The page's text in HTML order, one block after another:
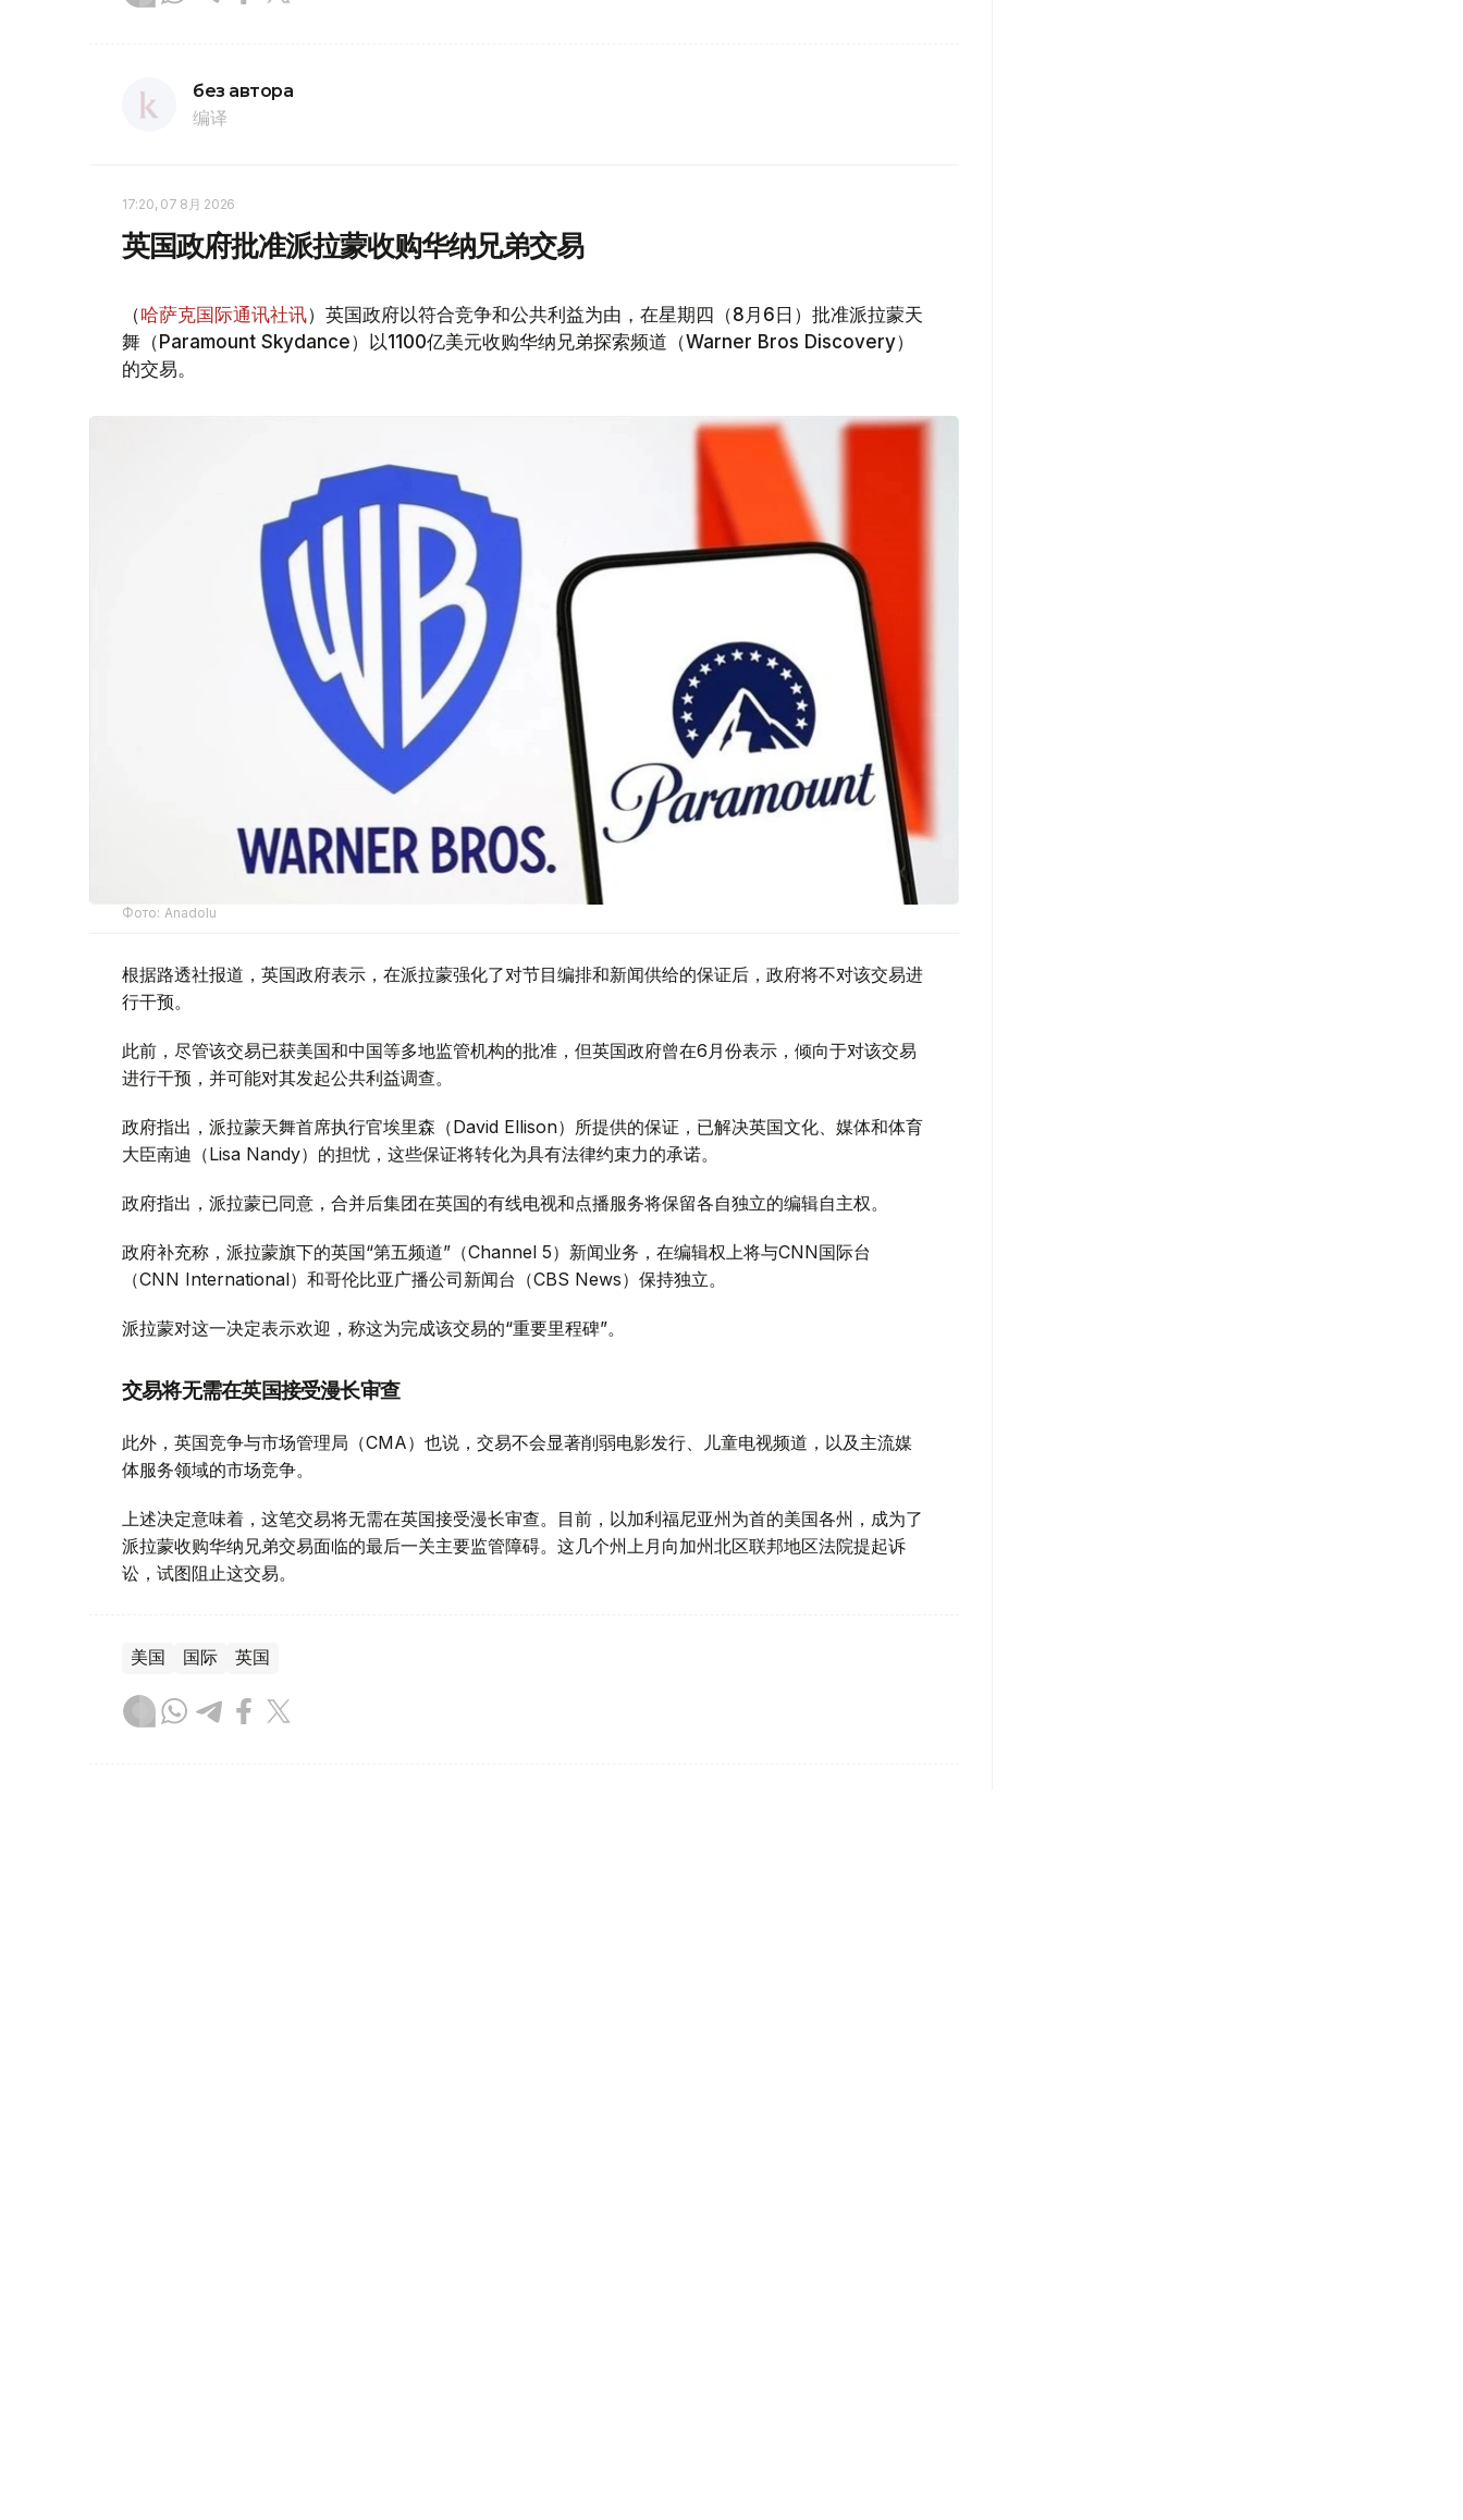
без автора
编译
17:20, 07 8月 2026
英国政府批准派拉蒙收购华纳兄弟交易
（哈萨克国际通讯社讯）英国政府以符合竞争和公共利益为由，在星期四（8月6日）批准派拉蒙天
舞（Paramount Skydance）以1100亿美元收购华纳兄弟探索频道（Warner Bros Discovery）
的交易。
Фото: Аnadolu
根据路透社报道，英国政府表示，在派拉蒙强化了对节目编排和新闻供给的保证后，政府将不对该交易进
行干预。
此前，尽管该交易已获美国和中国等多地监管机构的批准，但英国政府曾在6月份表示，倾向于对该交易
进行干预，并可能对其发起公共利益调查。
政府指出，派拉蒙天舞首席执行官埃里森（David Ellison）所提供的保证，已解决英国文化、媒体和体育
大臣南迪（Lisa Nandy）的担忧，这些保证将转化为具有法律约束力的承诺。
政府指出，派拉蒙已同意，合并后集团在英国的有线电视和点播服务将保留各自独立的编辑自主权。
政府补充称，派拉蒙旗下的英国“第五频道”（Channel 5）新闻业务，在编辑权上将与CNN国际台
（CNN International）和哥伦比亚广播公司新闻台（CBS News）保持独立。
派拉蒙对这一决定表示欢迎，称这为完成该交易的“重要里程碑”。
交易将无需在英国接受漫长审查
此外，英国竞争与市场管理局（CMA）也说，交易不会显著削弱电影发行、儿童电视频道，以及主流媒
体服务领域的市场竞争。
上述决定意味着，这笔交易将无需在英国接受漫长审查。目前，以加利福尼亚州为首的美国各州，成为了
派拉蒙收购华纳兄弟交易面临的最后一关主要监管障碍。这几个州上月向加州北区联邦地区法院提起诉
讼，试图阻止这交易。
美国 国际 英国